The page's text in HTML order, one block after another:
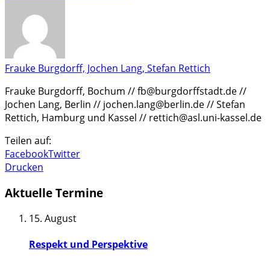
Frauke Burgdorff, Jochen Lang, Stefan Rettich
Frauke Burgdorff, Bochum // fb@burgdorffstadt.de //
Jochen Lang, Berlin // jochen.lang@berlin.de // Stefan
Rettich, Hamburg und Kassel // rettich@asl.uni-kassel.de
Teilen auf:
FacebookTwitter
Drucken
Aktuelle Termine
15. August
Respekt und Perspektive